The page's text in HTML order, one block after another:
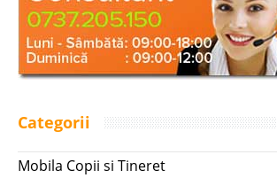
Categorii
Mobila Copii si Tineret